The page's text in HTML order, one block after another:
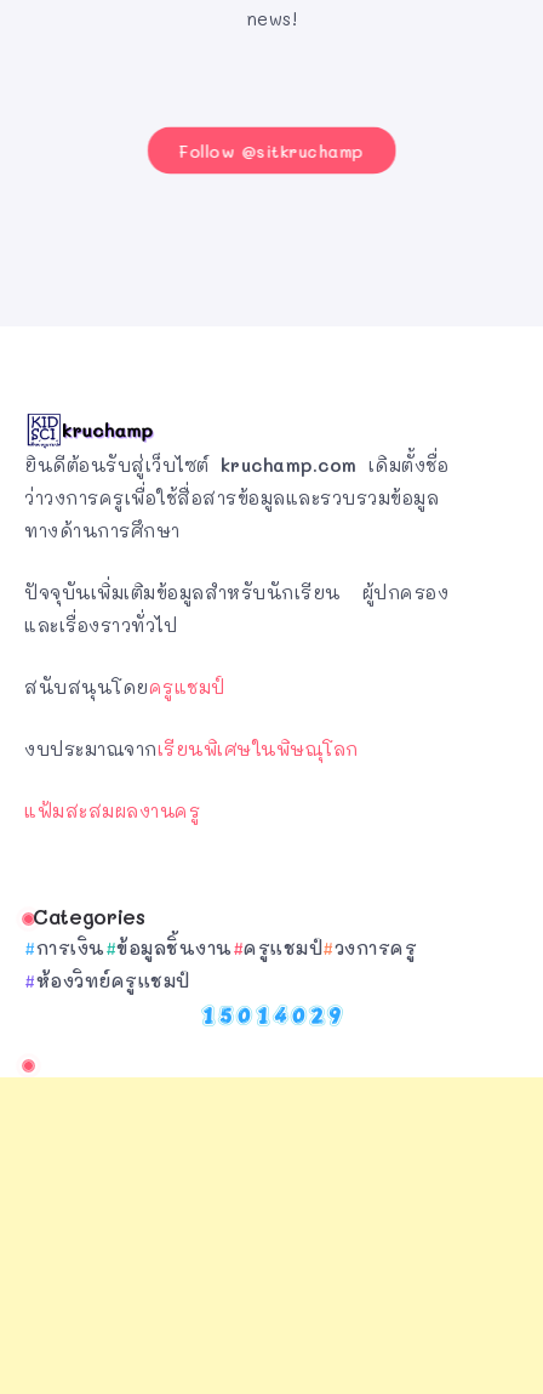
news!
Follow @sitkruchamp
ยินดีต้อนรับสู่เว็บไซต์ kruchamp.com เดิมตั้งชื่อ
ว่าวงการครูเพื่อใช้สื่อสารข้อมูลและรวบรวมข้อมูล
ทางด้านการศึกษา
ปัจจุบันเพิ่มเติมข้อมูลสำหรับนักเรียน ผู้ปกครอง
และเรื่องราวทั่วไป
สนับสนุนโดยครูแชมป์
งบประมาณจากเรียนพิเศษในพิษณุโลก
แฟ้มสะสมผลงานครู
Categories
การเงิน ข้อมูลชิ้นงาน ครูแชมป์ วงการครู
ห้องวิทย์ครูแชมป์